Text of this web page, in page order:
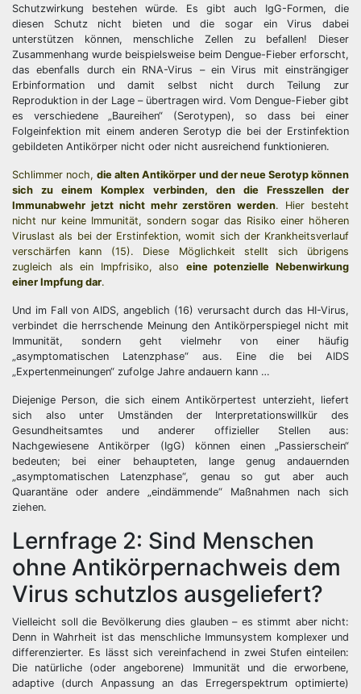
Schutzwirkung bestehen würde. Es gibt auch IgG-Formen, die
diesen Schutz nicht bieten und die sogar ein Virus dabei
unterstützen können, menschliche Zellen zu befallen! Dieser
Zusammenhang wurde beispielsweise beim Dengue-Fieber erforscht,
das ebenfalls durch ein RNA-Virus – ein Virus mit einsträngiger
Erbinformation und damit selbst nicht durch Teilung zur
Reproduktion in der Lage – übertragen wird. Vom Dengue-Fieber gibt
es verschiedene „Baureihen“ (Serotypen), so dass bei einer
Folgeinfektion mit einem anderen Serotyp die bei der Erstinfektion
gebildeten Antikörper nicht oder nicht ausreichend funktionieren.
Schlimmer noch,die alten Antikörper und der neue Serotyp können
sich zu einem Komplex verbinden, den die Fresszellen der
Immunabwehr jetzt nicht mehr zerstören werden. Hier besteht
nicht nur keine Immunität, sondern sogar das Risiko einer höheren
Viruslast als bei der Erstinfektion, womit sich der Krankheitsverlauf
verschärfen kann (15). Diese Möglichkeit stellt sich übrigens
zugleich als ein Impfrisiko, also eine potenzielle Nebenwirkung
einer Impfung dar.
Und im Fall von AIDS, angeblich (16) verursacht durch das HI-Virus,
verbindet die herrschende Meinung den Antikörperspiegel nicht mit
Immunität, sondern geht vielmehr von einer häufig
„asymptomatischen Latenzphase“ aus. Eine die bei AIDS
„Expertenmeinungen“ zufolge Jahre andauern kann …
Diejenige Person, die sich einem Antikörpertest unterzieht, liefert
sich also unter Umständen der Interpretationswillkür des
Gesundheitsamtes und anderer offizieller Stellen aus:
Nachgewiesene Antikörper (IgG) können einen „Passierschein“
bedeuten; bei einer behaupteten, lange genug andauernden
„asymptomatischen Latenzphase“, genau so gut aber auch
Quarantäne oder andere „eindämmende“ Maßnahmen nach sich
ziehen.
Lernfrage 2: Sind Menschen
ohne Antikörpernachweis dem
Virus schutzlos ausgeliefert?
Vielleicht soll die Bevölkerung dies glauben – es stimmt aber nicht:
Denn in Wahrheit ist das menschliche Immunsystem komplexer und
differenzierter. Es lässt sich vereinfachend in zwei Stufen einteilen:
Die natürliche (oder angeborene) Immunität und die erworbene,
adaptive (durch Anpassung an das Erregerspektrum optimierte)